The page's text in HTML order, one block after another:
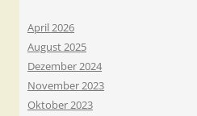
April 2026
August 2025
Dezember 2024
November 2023
Oktober 2023